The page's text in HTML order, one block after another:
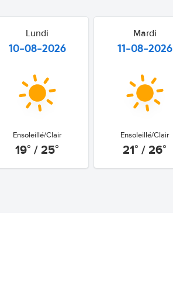
Lundi
10-08-2026
Ensoleillé/Clair
19° / 25°
Mardi
11-08-2026
Ensoleillé/Clair
21° / 26°